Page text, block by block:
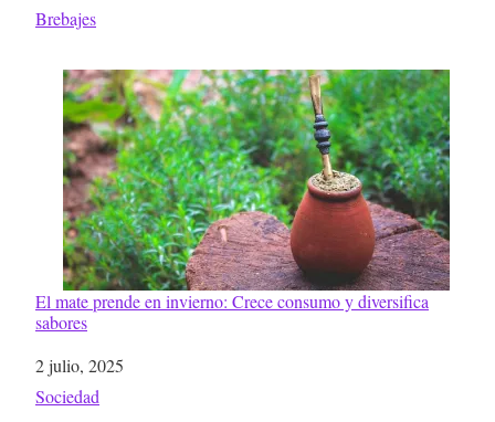
Respecto a
Brebajes
El mate prende en invierno: Crece consumo y diversifica
sabores
Fecha
2 julio, 2025
Respecto a
Sociedad